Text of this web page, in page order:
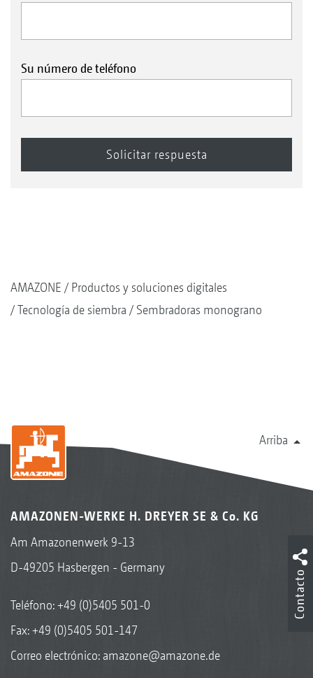
Su número de teléfono
AMAZONE
Productos y soluciones digitales
Tecnología de siembra
Sembradoras monograno
Arriba
AMAZONEN-WERKE H. DREYER SE & Co. KG
Am Amazonenwerk 9-13
D-49205 Hasbergen - Germany
Teléfono:+49 (0)5405 501-0
Fax: +49 (0)5405 501-147
Correo electrónico: amazone@amazone.de
Contacto